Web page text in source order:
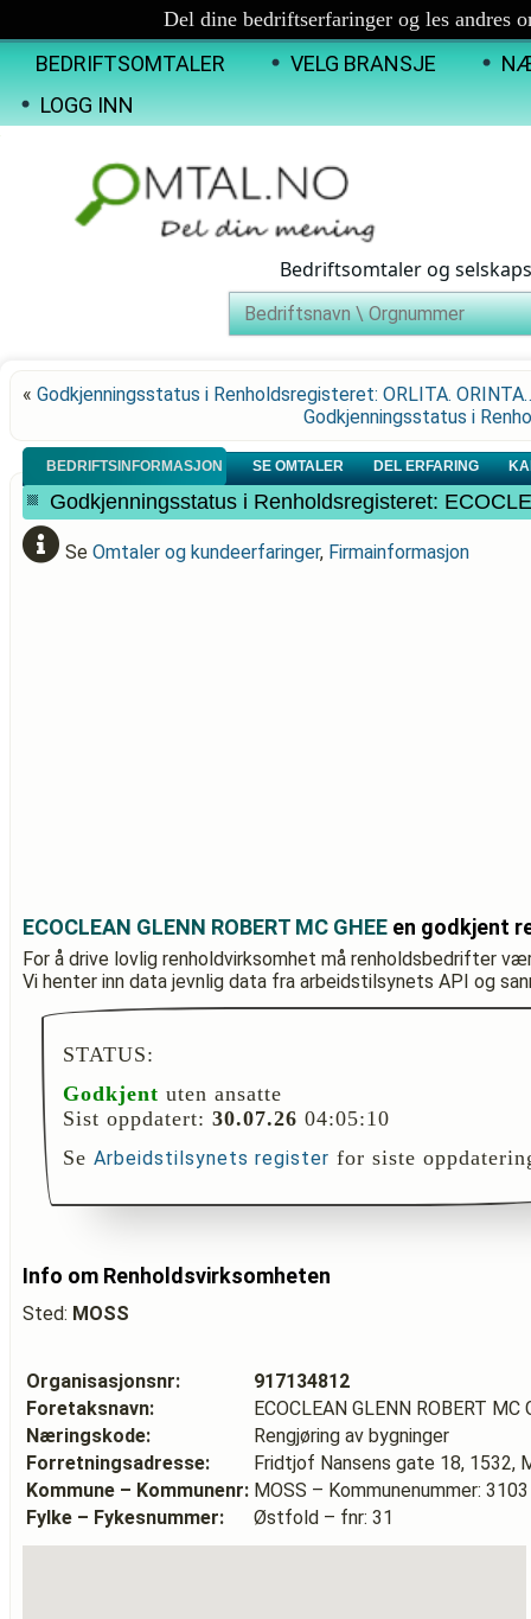
Del dine bedriftserfaringer og les andres
BEDRIFTSOMTALER VELG BRANSJE
LOGG INN
Bedriftsomtaler og
« Godkjenningsstatus i Renholdsregisteret: ORLITA.
Godkjenningsstatus i
BEDRIFTSINFORMASJON SE OMTALER DEL ERFARING
Godkjenningsstatus i Renholdsregisteret:
Se Omtaler og kundeerfaringer, Firmainformasjon
ECOCLEAN GLENN ROBERT MC GHEE en godkjent
For å drive lovlig renholdvirksomhet må renholdsbedrifter
Vi henter inn data jevnlig data fra arbeidstilsynets API og
STATUS:
Godkjent uten ansatte
Sist oppdatert: 30.07.26 04:05:10
Se Arbeidstilsynets register for siste
Info om Renholdsvirksomheten
Sted: MOSS
Organisasjonsnr:
917134812
Foretaksnavn:
ECOCLEAN GLENN ROBERT MC
Næringskode:
Rengjøring av bygninger
Forretningsadresse:
Fridtjof Nansens gate 18, 1532,
Kommune – Kommunenr: MOSS – Kommunenummer: 3103
Fylke – Fykesnummer:
Østfold – fnr: 31